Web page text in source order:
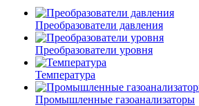
Преобразователи давления
Преобразователи уровня
Температура
Промышленные газоанализаторы